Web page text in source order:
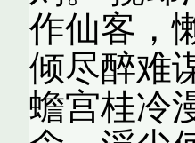
作仙客，
倾尽醉难
蟾宫桂冷